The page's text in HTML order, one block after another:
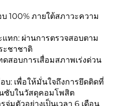
100% ภายใต้สภาวะความ
ทก: ผ่านการตรวจสอบตาม
ะชาชาติ
สอบการเสื่อมสภาพเร่งด่วน
บ: เพื่อให้มั่นใจถึงการยึดติดที่
ซับในวัสดุคอมโพสิต
มตัวอย่างเป็นเวลา 6 เดือน